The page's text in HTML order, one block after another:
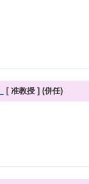
[ 准教授 ] (併任)